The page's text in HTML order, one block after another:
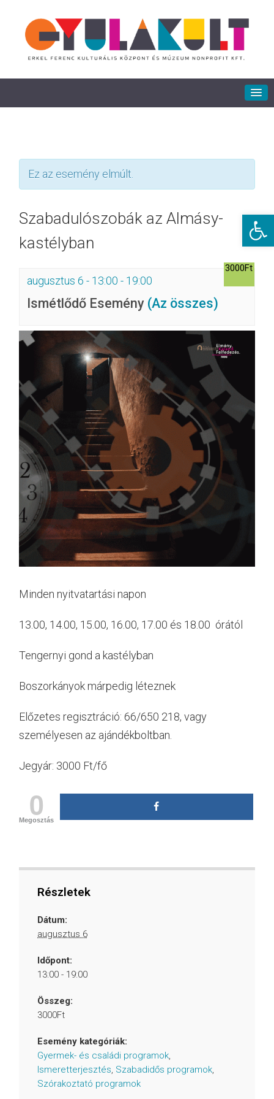
Ez az esemény elmúlt.
Szabadulószobák az Almásy-
kastélyban
augusztus 6 - 13:00 - 19:00
Ismétlődő Esemény (Az összes)
3000Ft
Minden nyitvatartási napon
13.00, 14.00, 15.00, 16.00, 17.00 és 18.00 órától
Tengernyi gond a kastélyban
Boszorkányok márpedig léteznek
Előzetes regisztráció: 66/650 218, vagy
személyesen az ajándékboltban.
Jegyár: 3000 Ft/fő
0
Megosztás
Részletek
Dátum:
augusztus 6
Időpont:
13:00 - 19:00
Összeg:
3000Ft
Esemény kategóriák:
Gyermek- és családi programok,
Ismeretterjesztés, Szabadidős programok,
Szórakoztató programok